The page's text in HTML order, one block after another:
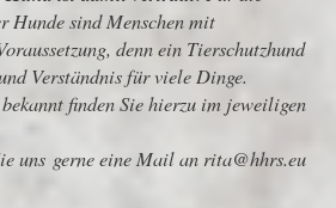
Hunde sind Menschen mit
denn ein Tierschutzhund
Verständnis für viele Dinge.
finden Sie hierzu im jeweiligen
uns gerne eine Mail an rita@hhrs.eu